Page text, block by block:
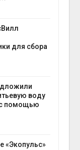
для сбора
воду
с помощью
«Экопульс»